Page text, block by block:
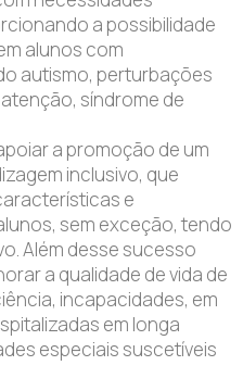
a possibilidade
alunos com
autismo, perturbações
síndrome de
a promoção de um
inclusivo, que
e
sem exceção, tendo
Além desse sucesso
a qualidade de vida de
incapacidades, em
em longa
especiais suscetíveis